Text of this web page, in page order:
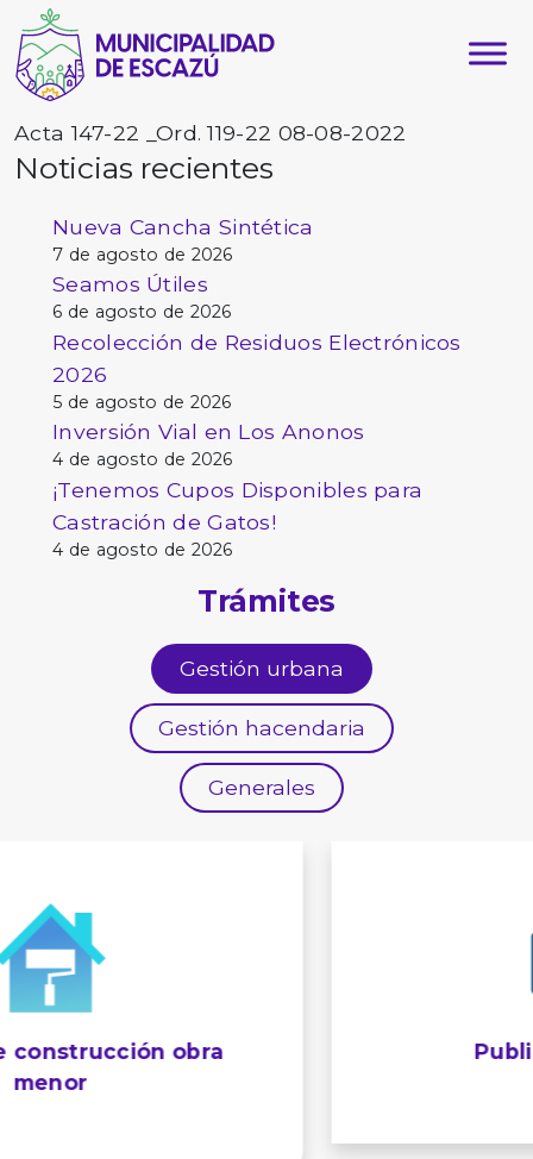
Acta 147-22 _Ord. 119-22 08-08-2022
Noticias recientes
Nueva Cancha Sintética
7 de agosto de 2026
Seamos Útiles
6 de agosto de 2026
Recolección de Residuos Electrónicos
2026
5 de agosto de 2026
Inversión Vial en Los Anonos
4 de agosto de 2026
¡Tenemos Cupos Disponibles para
Castración de Gatos!
4 de agosto de 2026
Trámites
Gestión urbana
Gestión hacendaria
Generales